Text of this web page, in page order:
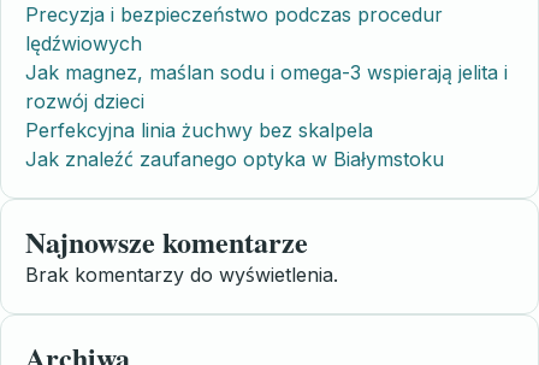
Precyzja i bezpieczeństwo podczas procedur
lędźwiowych
Jak magnez, maślan sodu i omega-3 wspierają jelita i
rozwój dzieci
Perfekcyjna linia żuchwy bez skalpela
Jak znaleźć zaufanego optyka w Białymstoku
Najnowsze komentarze
Brak komentarzy do wyświetlenia.